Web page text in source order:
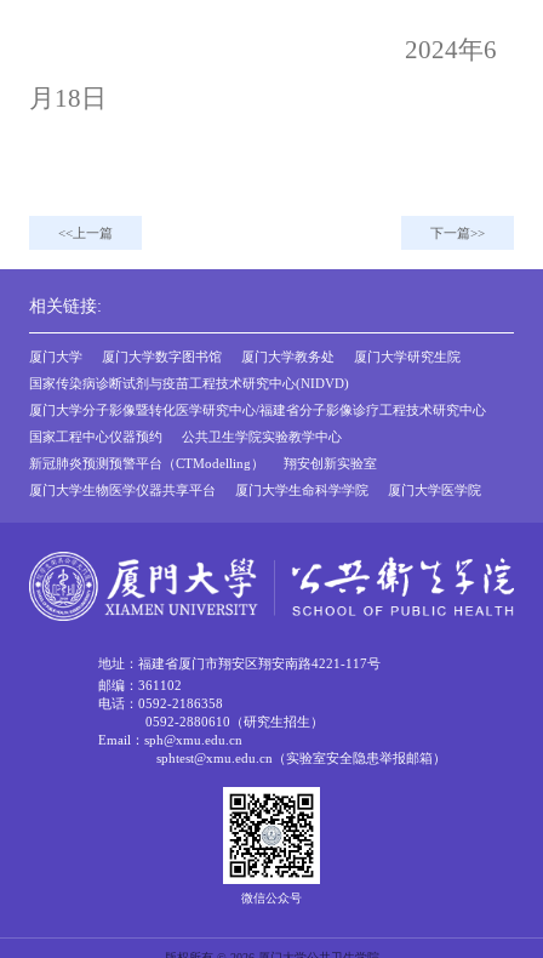
2024年6
月 18 日
上一篇 下一篇
相关链接:
厦门大学 厦门大学数字图书馆 厦门大学教务处
厦门大学研究生院
国家传染病诊断试剂与疫苗工程技术研究中心(NIDVD)
厦门大学分子影像暨转化医学研究中心/福建省分子影像诊疗工程技术研究中心
国家工程中心仪器预约
公共卫生学院实验教学中心
新冠肺炎预测预警平台（CTModelling）
翔安创新实验室
厦门大学生物医学仪器共享平台
厦门大学生命科学学院 厦门大学医学院
地址：福建省厦门市翔安区翔安南路4221-117号
邮编：361102
电话：0592-2186358
0592-2880610（研究生招生）
Email：sph@xmu.edu.cn
sphtest@xmu.edu.cn（实验室安全隐患举报邮箱）
微信公众号